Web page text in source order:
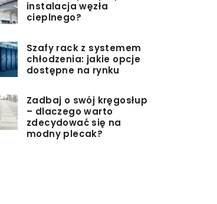
instalacja węzła
cieplnego?
Szafy rack z systemem
chłodzenia: jakie opcje
dostępne na rynku
Zadbaj o swój kręgosłup
– dlaczego warto
zdecydować się na
modny plecak?